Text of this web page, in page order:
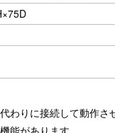
わりに接続して動作さ
能があります。